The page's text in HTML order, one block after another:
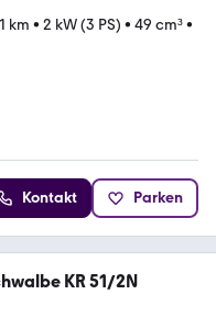
1 km • 2 kW (3 PS) • 49 cm³•
Kontakt Parken
KR 51/2N